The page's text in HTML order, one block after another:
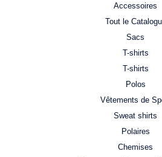
Accessoires
Tout le
Sacs
T-shirts
T-shirts
Polos
Vêtements de
Sweat shirts
Polaires
Chemises